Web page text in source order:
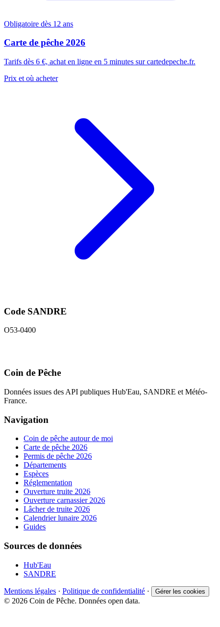
Obligatoire dès 12 ans
Carte de pêche 2026
Tarifs dès 6 €, achat en ligne en 5 minutes sur cartedepeche.fr.
Prix et où acheter
Code SANDRE
O53-0400
Coin de Pêche
Données issues des API publiques Hub'Eau, SANDRE et Météo-
France.
Navigation
Coin de pêche autour de moi
Carte de pêche 2026
Permis de pêche 2026
Départements
Espèces
Réglementation
Ouverture truite 2026
Ouverture carnassier 2026
Lâcher de truite 2026
Calendrier lunaire 2026
Guides
Sources de données
Hub'Eau
SANDRE
Mentions légales · Politique de confidentialité · Gérer les cookies
© 2026 Coin de Pêche. Données open data.